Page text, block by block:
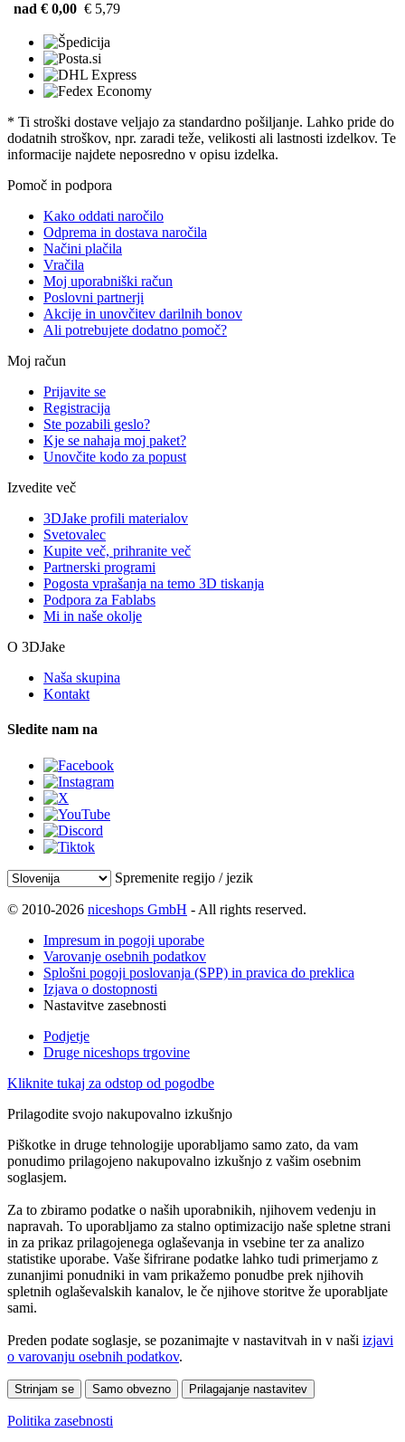
nad € 0,00 € 5,79
* Ti stroški dostave veljajo za standardno pošiljanje. Lahko pride do
dodatnih stroškov, npr. zaradi teže, velikosti ali lastnosti izdelkov. Te
informacije najdete neposredno v opisu izdelka.
Pomoč in podpora
Kako oddati naročilo
Odprema in dostava naročila
Načini plačila
Vračila
Moj uporabniški račun
Poslovni partnerji
Akcije in unovčitev darilnih bonov
Ali potrebujete dodatno pomoč?
Moj račun
Prijavite se
Registracija
Ste pozabili geslo?
Kje se nahaja moj paket?
Unovčite kodo za popust
Izvedite več
3DJake profili materialov
Svetovalec
Kupite več, prihranite več
Partnerski programi
Pogosta vprašanja na temo 3D tiskanja
Podpora za Fablabs
Mi in naše okolje
O 3DJake
Naša skupina
Kontakt
Sledite nam na
Spremenite regijo / jezik
© 2010-2026 niceshops GmbH - All rights reserved.
Impresum in pogoji uporabe
Varovanje osebnih podatkov
Splošni pogoji poslovanja (SPP) in pravica do preklica
Izjava o dostopnosti
Nastavitve zasebnosti
Podjetje
Druge niceshops trgovine
Kliknite tukaj za odstop od pogodbe
Prilagodite svojo nakupovalno izkušnjo
Piškotke in druge tehnologije uporabljamo samo zato, da vam
ponudimo prilagojeno nakupovalno izkušnjo z vašim osebnim
soglasjem.
Za to zbiramo podatke o naših uporabnikih, njihovem vedenju in
napravah. To uporabljamo za stalno optimizacijo naše spletne strani
in za prikaz prilagojenega oglaševanja in vsebine ter za analizo
statistike uporabe. Vaše šifrirane podatke lahko tudi primerjamo z
zunanjimi ponudniki in vam prikažemo ponudbe prek njihovih
spletnih oglaševalskih kanalov, le če njihove storitve že uporabljate
sami.
Preden podate soglasje, se pozanimajte v nastavitvah in v naši izjavi
o varovanju osebnih podatkov.
Strinjam se Samo obvezno Prilagajanje nastavitev
Politika zasebnosti